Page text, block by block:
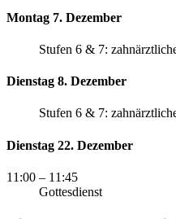
Montag 7. Dezember
Stufen 6 & 7:
Dienstag 8. Dezember
Stufen 6 & 7:
Dienstag 22. Dezember
11:00 – 11:45
Gottesdienst